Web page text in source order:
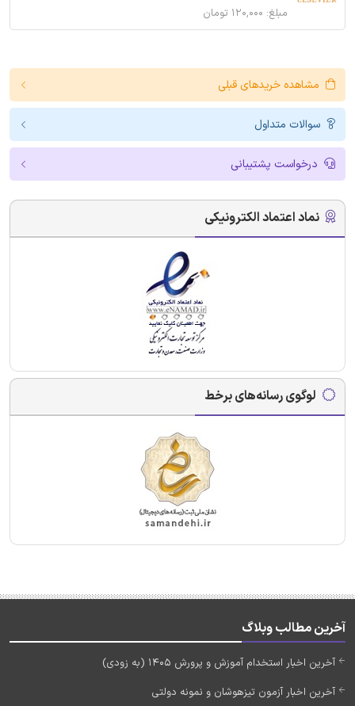
مبلغ: ۱۲۰,۰۰۰ تومان
مشاهده خریدهای قبلی
سوالات متداول
درخواست پشتیبانی
نماد اعتماد الکترونیکی
لوگوی رسانه‌های برخط
آخرین مطالب وبلاگ
آخرین اخبار استخدام آموزش و پرورش 1405 (به زودی)
آخرین اخبار آزمون تیزهوشان و نمونه دولتی